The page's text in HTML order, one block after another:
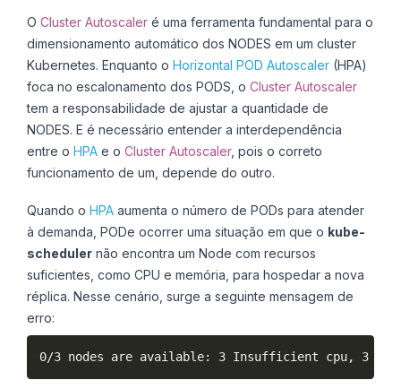
O Cluster Autoscaler é uma ferramenta fundamental para o
dimensionamento automático dos NODES em um cluster
Kubernetes. Enquanto o Horizontal POD Autoscaler (HPA)
foca no escalonamento dos PODS, o Cluster Autoscaler
tem a responsabilidade de ajustar a quantidade de
NODES. E é necessário entender a interdependência
entre o HPA e o Cluster Autoscaler, pois o correto
funcionamento de um, depende do outro.
Quando o HPA aumenta o número de PODs para atender
à demanda, PODe ocorrer uma situação em que o kube-
scheduler não encontra um Node com recursos
suficientes, como CPU e memória, para hospedar a nova
réplica. Nesse cenário, surge a seguinte mensagem de
erro: